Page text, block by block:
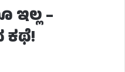
ಇಲ್ಲ –
ಕಥೆ!